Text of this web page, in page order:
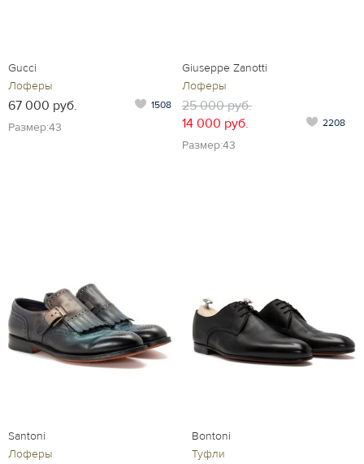
Gucci
Лоферы
67 000 руб. 1508
Размер:43
Giuseppe Zanotti
Лоферы
25 000 руб.
14 000 руб.
2208
Размер:43
Santoni
Лоферы
Bontoni
Туфли